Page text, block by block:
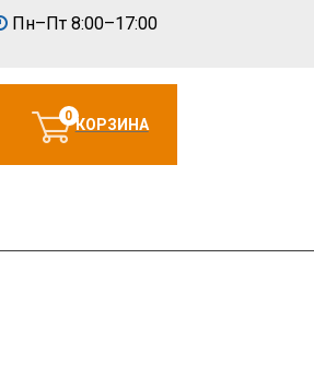
Пн–Пт 8:00–17:00
0КОРЗИНА